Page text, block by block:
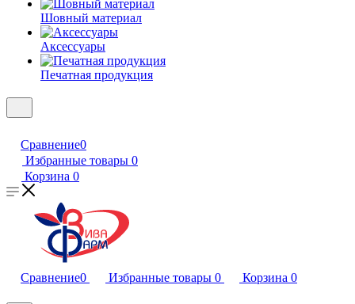
Шовный материал
Аксессуары
Печатная продукция
Сравнение0
Избранные товары 0
Корзина 0
Сравнение0 Избранные товары 0 Корзина 0